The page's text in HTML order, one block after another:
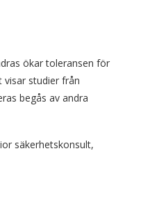
ökar toleransen för
visar studier från
begås av andra
säkerhetskonsult,